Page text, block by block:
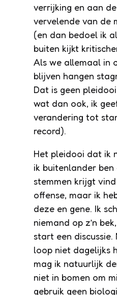
verrijking en aan
vervelende van de
(en dan bedoel ik
buiten kijkt
Als we allemaal in
blijven hangen
Dat is geen
wat dan ook, ik
verandering tot
record).
Het pleidooi dat ik
ik buitenlander
stemmen krijgt
offense, maar ik
deze en gene. Ik
niemand op z’n
start een discussie.
loop niet dagelijks
mag ik natuurlijk
niet in bomen om
gebruik geen